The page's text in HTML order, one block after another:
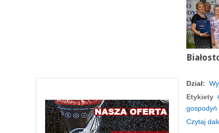
Dział:
Etykiety
gospodyń
Czytaj